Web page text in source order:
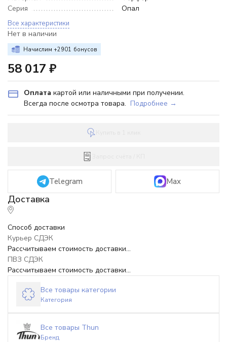
Серия
Опал
Все характеристики
Нет в наличии
Начислим +2901 бонусов
58 017 ₽
Оплата картой или наличными при получении.
Всегда после осмотра товара. Подробнее →
Telegram Max
Способ доставки
Курьер СДЭК
Рассчитываем стоимость доставки...
ПВЗ СДЭК
Рассчитываем стоимость доставки...
Все товары категории
Категория
Все товары Thun
Бренд